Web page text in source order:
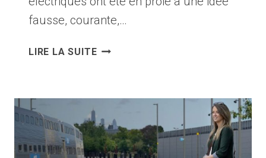
fausse, courante,…
LIRE LA SUITEPASSER
FAIRE
PLUS
D’EXERCICE.